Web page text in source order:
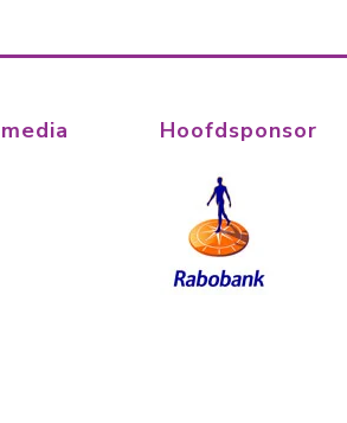
Hoofdsponsor